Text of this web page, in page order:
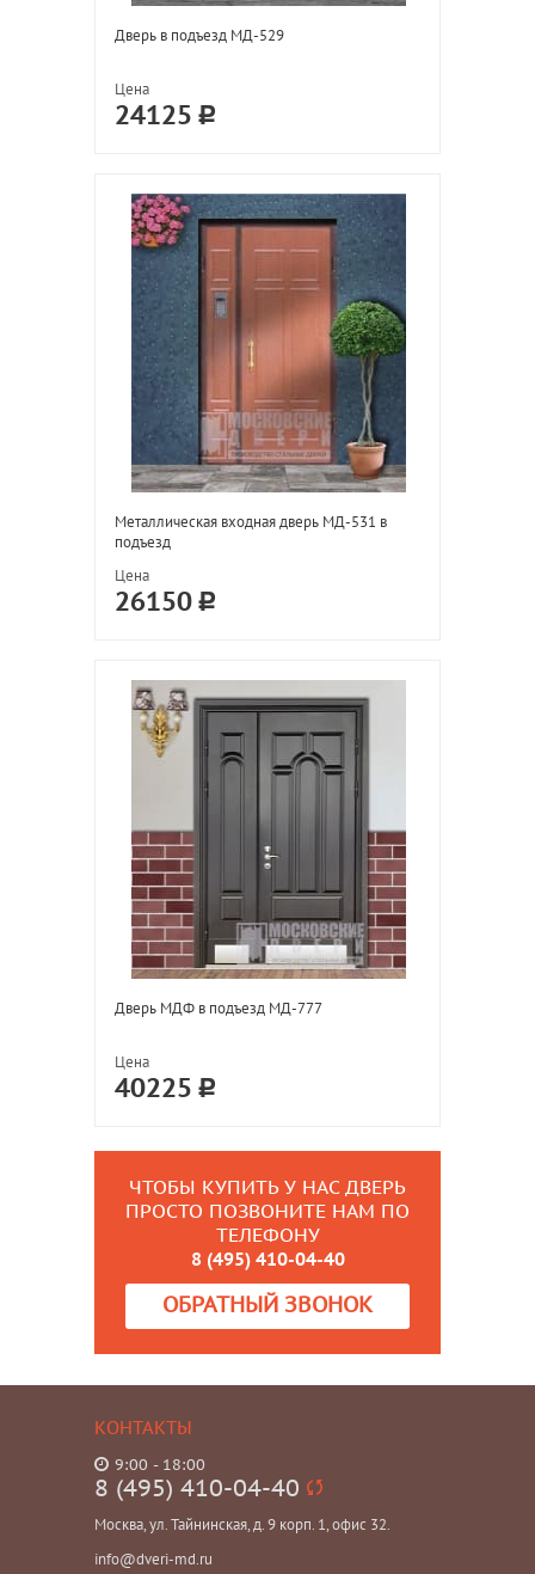
Дверь в подъезд МД-529
Цена
24125
Металлическая входная дверь МД-531 в
подъезд
Цена
26150
Дверь МДФ в подъезд МД-777
Цена
40225
ЧТОБЫ КУПИТЬ У НАС ДВЕРЬ
ПРОСТО ПОЗВОНИТЕ НАМ ПО
ТЕЛЕФОНУ
8 (495) 410-04-40
ОБРАТНЫЙ ЗВОНОК
КОНТАКТЫ
9:00 - 18:00
8 (495) 410-04-40
Москва, ул. Тайнинская, д. 9 корп. 1, офис 32.
info@dveri-md.ru